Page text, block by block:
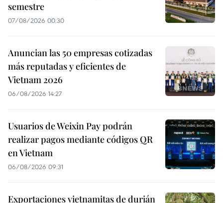
semestre
07/08/2026 00:30
Anuncian las 50 empresas cotizadas
más reputadas y eficientes de
Vietnam 2026
06/08/2026 14:27
Usuarios de Weixin Pay podrán
realizar pagos mediante códigos QR
en Vietnam
06/08/2026 09:31
Exportaciones vietnamitas de durián